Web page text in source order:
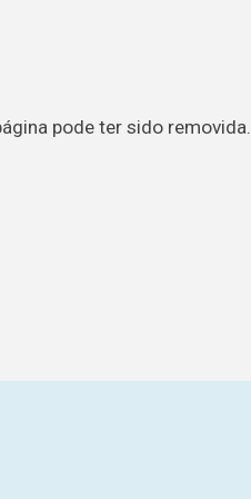
pode ter sido removida.